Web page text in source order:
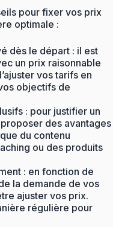
pour fixer vos prix
optimale :
dès le départ : il est
un prix raisonnable
vos tarifs en
objectifs de
: pour justifier un
des avantages
du contenu
ou des produits
: en fonction de
la demande de vos
ajuster vos prix.
régulière pour